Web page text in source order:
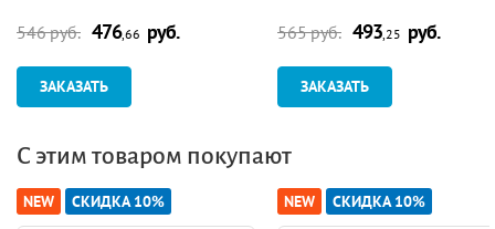
пересказ, чтение, заучивание.
лет). Сентябрь-ноябрь
546 руб. 476,66 руб.
ЗАКАЗАТЬ
группа (от 4 до 5 лет). Март-
565 руб. 493 ,25 руб.
ЗАКАЗАТЬ
С этим товаром покупают
NEW СКИДКА 10% NEW СКИДКА 10%